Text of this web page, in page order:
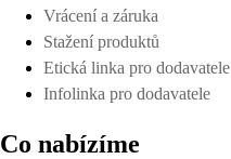
Vrácení a záruka
Stažení produktů
Etická linka pro dodavatele
Infolinka pro dodavatele
Co nabízíme